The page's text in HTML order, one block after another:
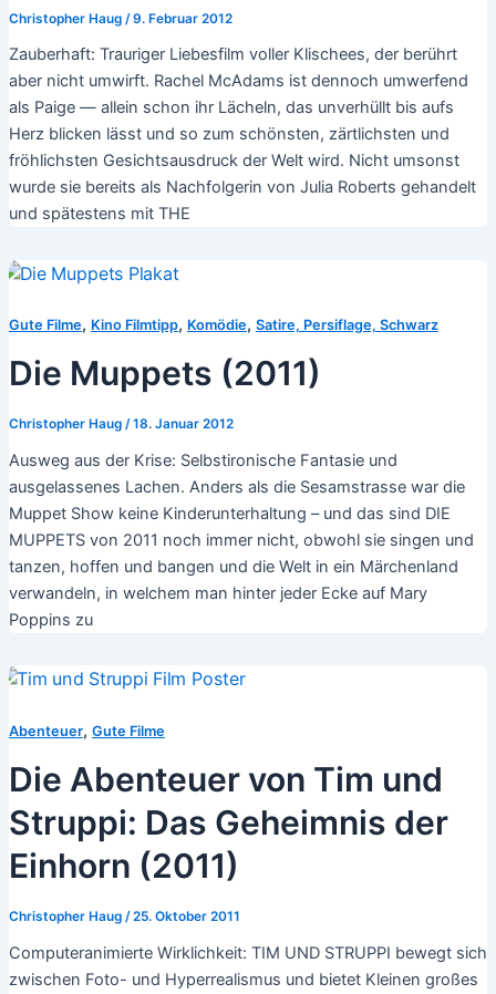
Christopher Haug /9. Februar 2012
Zauberhaft: Trauriger Liebesfilm voller Klischees, der berührt
aber nicht umwirft. Rachel McAdams ist dennoch umwerfend
als Paige — allein schon ihr Lächeln, das unverhüllt bis aufs
Herz blicken lässt und so zum schönsten, zärtlichsten und
fröhlichsten Gesichtsausdruck der Welt wird. Nicht umsonst
wurde sie bereits als Nachfolgerin von Julia Roberts gehandelt
und spätestens mit THE
Gute Filme, Kino Filmtipp, Komödie, Satire, Persiflage, Schwarz
Die Muppets (2011)
Christopher Haug /18. Januar 2012
Ausweg aus der Krise: Selbstironische Fantasie und
ausgelassenes Lachen. Anders als die Sesamstrasse war die
Muppet Show keine Kinderunterhaltung – und das sind DIE
MUPPETS von 2011 noch immer nicht, obwohl sie singen und
tanzen, hoffen und bangen und die Welt in ein Märchenland
verwandeln, in welchem man hinter jeder Ecke auf Mary
Poppins zu
Abenteuer, Gute Filme
Die Abenteuer von Tim und
Struppi: Das Geheimnis der
Einhorn (2011)
Christopher Haug /25. Oktober 2011
Computeranimierte Wirklichkeit: TIM UND STRUPPI bewegt sich
zwischen Foto- und Hyperrealismus und bietet Kleinen großes